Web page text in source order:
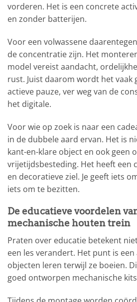
vorderen. Het is een concrete
en zonder batterijen.
Voor een volwassene
de concentratie zijn. Het
model vereist aandacht,
rust. Juist daarom wordt het vaak
actieve pauze, ver weg van de
het digitale.
Voor wie op zoek is naar een
in de dubbele aard ervan. Het is
kant-en-klare object en ook geen
vrijetijdsbesteding. Het heeft een
en decoratieve ziel. Je geeft iets
iets om te bezitten.
De educatieve voordelen
mechanische houten trein
Praten over educatie betekent
een les verandert. Het punt is
objecten leren terwijl ze boeien.
goed ontworpen mechanische